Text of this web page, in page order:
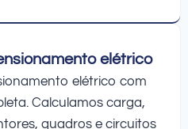
elétrico
elétrico com
Calculamos carga,
quadros e circuitos